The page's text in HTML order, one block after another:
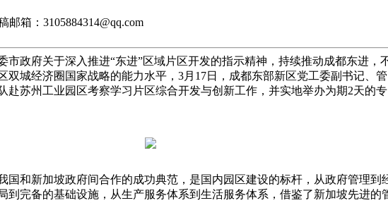
邮箱：3105884314@qq.com
政府关于深入推进“东进”区域片区开发的指示精神，持续推动成都东进，
双城经济圈国家战略的能力水平，3月17日，成都东部新区党工委副书记、管
赴苏州工业园区考察学习片区综合开发与创新工作，并实地举办为期2天的专
和新加坡政府间合作的成功典范，是国内园区建设的标杆，从政府管理到
到完备的基础设施，从生产服务体系到生活服务体系，借鉴了新加坡先进的